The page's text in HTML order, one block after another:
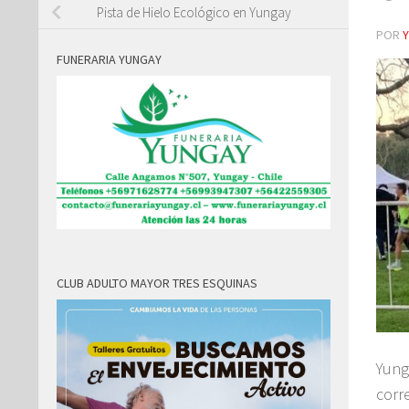
POR
Pista de Hielo Ecológico en Yungay
FUNERARIA YUNGAY
CLUB ADULTO MAYOR TRES ESQUINAS